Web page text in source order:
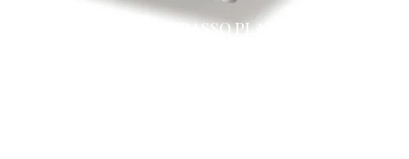
MATERASSO PLAY